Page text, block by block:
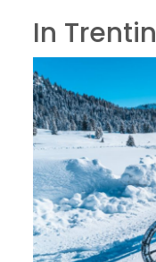
In